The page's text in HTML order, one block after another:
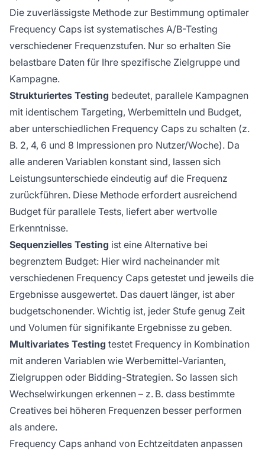
Die zuverlässigste Methode zur Bestimmung optimaler
Frequency Caps ist systematisches A/B-Testing
verschiedener Frequenzstufen. Nur so erhalten Sie
belastbare Daten für Ihre spezifische Zielgruppe und
Kampagne.
Strukturiertes Testing bedeutet, parallele Kampagnen
mit identischem Targeting, Werbemitteln und Budget,
aber unterschiedlichen Frequency Caps zu schalten (z.
B. 2, 4, 6 und 8 Impressionen pro Nutzer/Woche). Da
alle anderen Variablen konstant sind, lassen sich
Leistungsunterschiede eindeutig auf die Frequenz
zurückführen. Diese Methode erfordert ausreichend
Budget für parallele Tests, liefert aber wertvolle
Erkenntnisse.
Sequenzielles Testing ist eine Alternative bei
begrenztem Budget: Hier wird nacheinander mit
verschiedenen Frequency Caps getestet und jeweils die
Ergebnisse ausgewertet. Das dauert länger, ist aber
budgetschonender. Wichtig ist, jeder Stufe genug Zeit
und Volumen für signifikante Ergebnisse zu geben.
Multivariates Testing testet Frequency in Kombination
mit anderen Variablen wie Werbemittel-Varianten,
Zielgruppen oder Bidding-Strategien. So lassen sich
Wechselwirkungen erkennen – z. B. dass bestimmte
Creatives bei höheren Frequenzen besser performen
als andere.
Frequency Caps anhand von Echtzeitdaten anpassen